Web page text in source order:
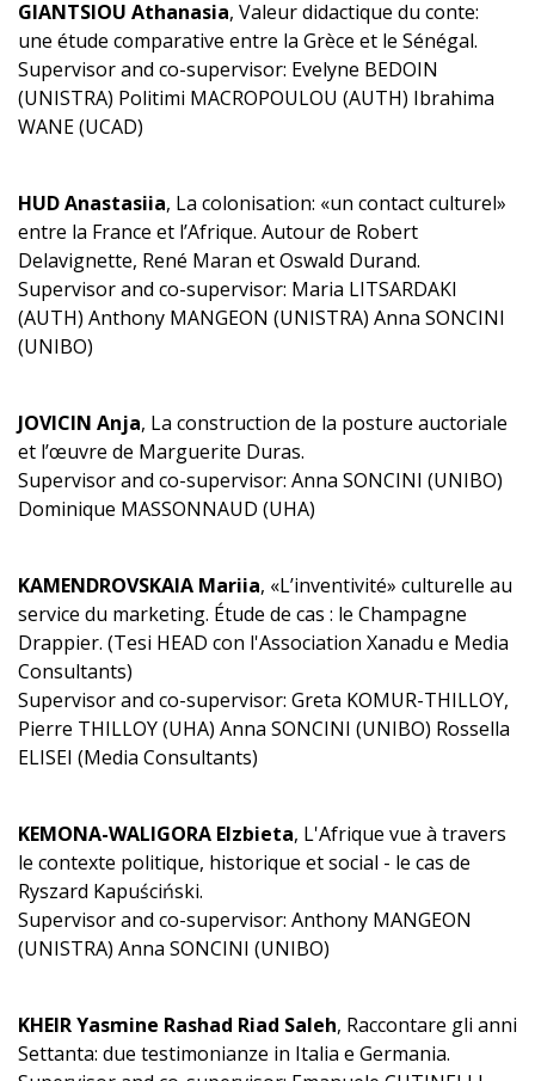
GIANTSIOU Athanasia, Valeur didactique du conte:
une étude comparative entre la Grèce et le Sénégal.
Supervisor and co-supervisor: Evelyne BEDOIN
(UNISTRA) Politimi MACROPOULOU (AUTH) Ibrahima
WANE (UCAD)
HUD Anastasiia, La colonisation: «un contact culturel»
entre la France et l’Afrique. Autour de Robert
Delavignette, René Maran et Oswald Durand.
Supervisor and co-supervisor: Maria LITSARDAKI
(AUTH) Anthony MANGEON (UNISTRA) Anna SONCINI
(UNIBO)
JOVICIN Anja, La construction de la posture auctoriale
et l’œuvre de Marguerite Duras.
Supervisor and co-supervisor: Anna SONCINI (UNIBO)
Dominique MASSONNAUD (UHA)
KAMENDROVSKAIA Mariia, «L’inventivité» culturelle au
service du marketing. Étude de cas : le Champagne
Drappier. (Tesi HEAD con l'Association Xanadu e Media
Consultants)
Supervisor and co-supervisor: Greta KOMUR-THILLOY,
Pierre THILLOY (UHA) Anna SONCINI (UNIBO) Rossella
ELISEI (Media Consultants)
KEMONA-WALIGORA Elzbieta, L'Afrique vue à travers
le contexte politique, historique et social - le cas de
Ryszard Kapuściński.
Supervisor and co-supervisor: Anthony MANGEON
(UNISTRA) Anna SONCINI (UNIBO)
KHEIR Yasmine Rashad Riad Saleh, Raccontare gli anni
Settanta: due testimonianze in Italia e Germania.